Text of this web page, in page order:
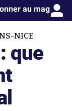
au mag
NICE
que